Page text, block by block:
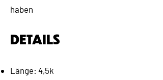
haben
DETAILS
Länge: 4,5k